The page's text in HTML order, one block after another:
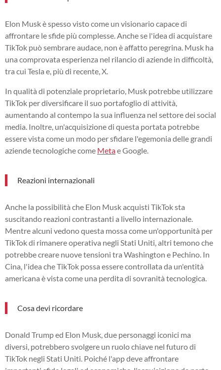
Elon Musk è spesso visto come un visionario capace di
affrontare le sfide più complesse. Anche se l'idea di acquistare
TikTok può sembrare audace, non è affatto peregrina. Musk ha
una comprovata esperienza nel rilancio di aziende in difficoltà,
tra cui Tesla e, più di recente, X.
In qualità di potenziale proprietario, Musk potrebbe utilizzare
TikTok per diversificare il suo portafoglio di attività,
aumentando al contempo la sua influenza nel settore dei social
media. Inoltre, un'acquisizione di questa portata potrebbe
essere vista come un modo per sfidare l'egemonia delle grandi
aziende tecnologiche come Metae Google.
Reazioni internazionali
Anche la possibilità che Elon Musk acquisti TikTok sta
suscitando reazioni contrastanti a livello internazionale.
Mentre alcuni vedono questa mossa come un'opportunità per
TikTok di rimanere operativa negli Stati Uniti, altri temono che
potrebbe creare nuove tensioni tra Washington e Pechino. In
Cina, l'idea che TikTok possa essere controllata da un'entità
americana è vista come una perdita di sovranità tecnologica.
Cosa devi ricordare
Donald Trump ed Elon Musk, due personaggi iconici ma
diversi, potrebbero svolgere un ruolo chiave nel futuro di
TikTok negli Stati Uniti. Poiché l'app deve affrontare